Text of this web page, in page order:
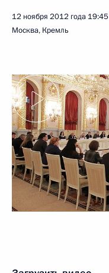
12 ноября 2012 года 19:45
Москва, Кремль